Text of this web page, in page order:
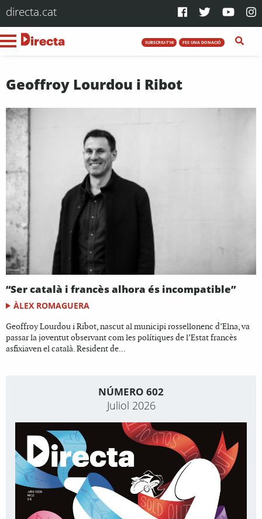
directa.cat
SUBSCRIU-T'HI FES UNA DONACIÓ
Geoffroy Lourdou i Ribot
“Ser català i francès alhora és incompatible”
ÀLEX ROMAGUERA
Geoffroy Lourdou i Ribot, nascut al municipi rossellonenc d’Elna, va
passar la joventut observant com les polítiques de l’Estat francès
asfixiaven el català. Resident de...
NÚMERO 602
Juliol 2026